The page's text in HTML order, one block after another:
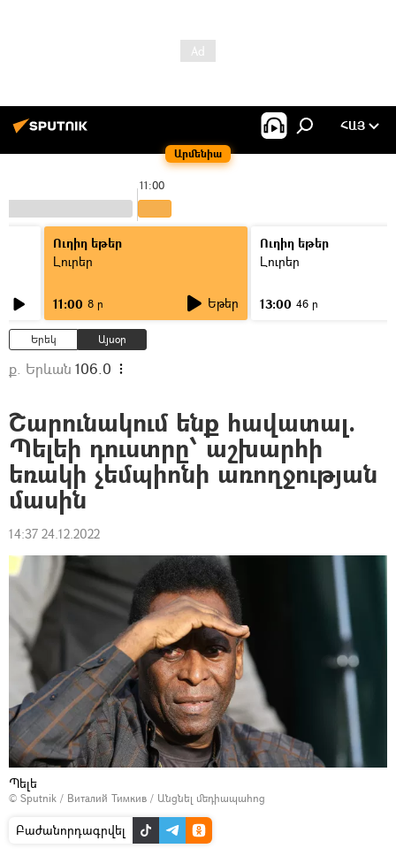
Արմենիա
ՀԱՅ
11:00
Ուղիղ եթեր
Լուրեր
11:00 8 ր Եթեր
Ուղիղ եթեր
Լուրեր
13:00 46 ր
Երեկ Այսօր
ք. Երևան 106.0
Շարունակում ենք հավատալ.
Պելեի դուստրը՝ աշխարհի
եռակի չեմպիոնի առողջության
մասին
14:37 24.12.2022
Պելե
© Sputnik / Виталий Тимкив / Անցնել մեդիապահոց
Բաժանորդագրվել